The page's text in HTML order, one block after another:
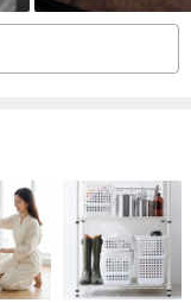
click here.